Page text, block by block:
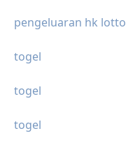
pengeluaran hk lotto
togel
togel
togel